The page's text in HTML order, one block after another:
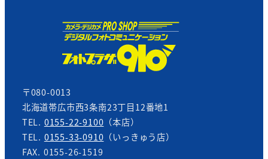
〒080-0013
北海道帯広市西3条南23丁目12番地1
TEL. 0155-22-9100 （本店）
TEL. 0155-33-0910 （いっきゅう店）
FAX. 0155-26-1519